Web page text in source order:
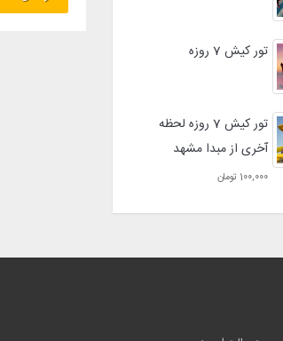
تور کیش 7 روزه
تور کیش 7 روزه لحظه
آخری از مبدا مشهد
100,000 تومان